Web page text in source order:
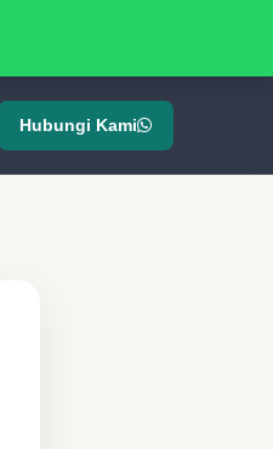
Hubungi Kami